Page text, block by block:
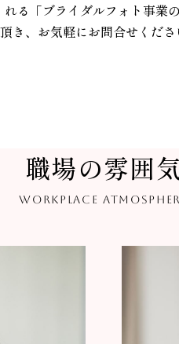
る「ブライダルフォト事業
き、お気軽にお問合せくださ
職場の雰囲気
WORKPLACE